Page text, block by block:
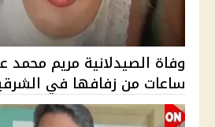
وفاة الصيدلانية مريم محمد
ساعات من زفافها في